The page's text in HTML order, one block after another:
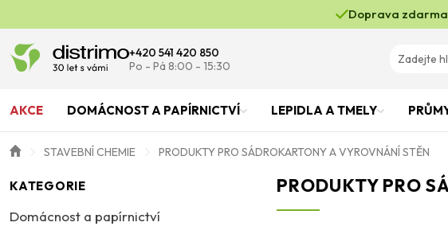
Doprava zdarma
+420 541 420 850
Po - Pá 8:00 - 15:30
AKCE DOMÁCNOST A PAPÍRNICTVÍ LEPIDLA A TMELY
STAVEBNÍ CHEMIE PRODUKTY PRO SÁDROKARTONY A VYROVNÁNÍ STĚN
PRODUKTY PRO
KATEGORIE
Domácnost a papírnictví